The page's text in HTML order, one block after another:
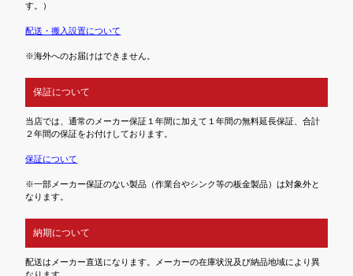
す。）
配送・搬入設置について
※海外へのお届けはできません。
保証について
当店では、通常のメーカー保証１年間に加えて１年間の無料延長保証、合計
２年間の保証をお付けしております。
保証について
※一部メーカー保証のない製品（作業台やシンク等の板金製品）は対象外と
なります。
納期について
配送はメーカー直送になります。メーカーの在庫状況及び納品地域により異